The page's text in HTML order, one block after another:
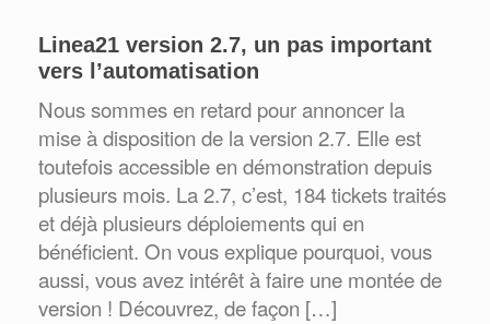
Linea21 version 2.7, un pas important
vers l’automatisation
Nous sommes en retard pour annoncer la
mise à disposition de la version 2.7. Elle est
toutefois accessible en démonstration depuis
plusieurs mois. La 2.7, c’est, 184 tickets traités
et déjà plusieurs déploiements qui en
bénéficient. On vous explique pourquoi, vous
aussi, vous avez intérêt à faire une montée de
version ! Découvrez, de façon […]